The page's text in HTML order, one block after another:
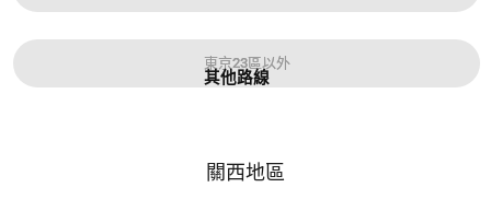
關西地區
東京23區以外
其他路線